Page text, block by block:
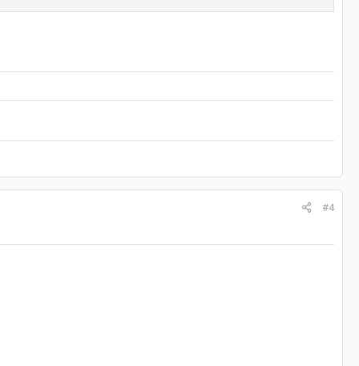
игрока они почему-то не скачиваются и не работают. При
#4